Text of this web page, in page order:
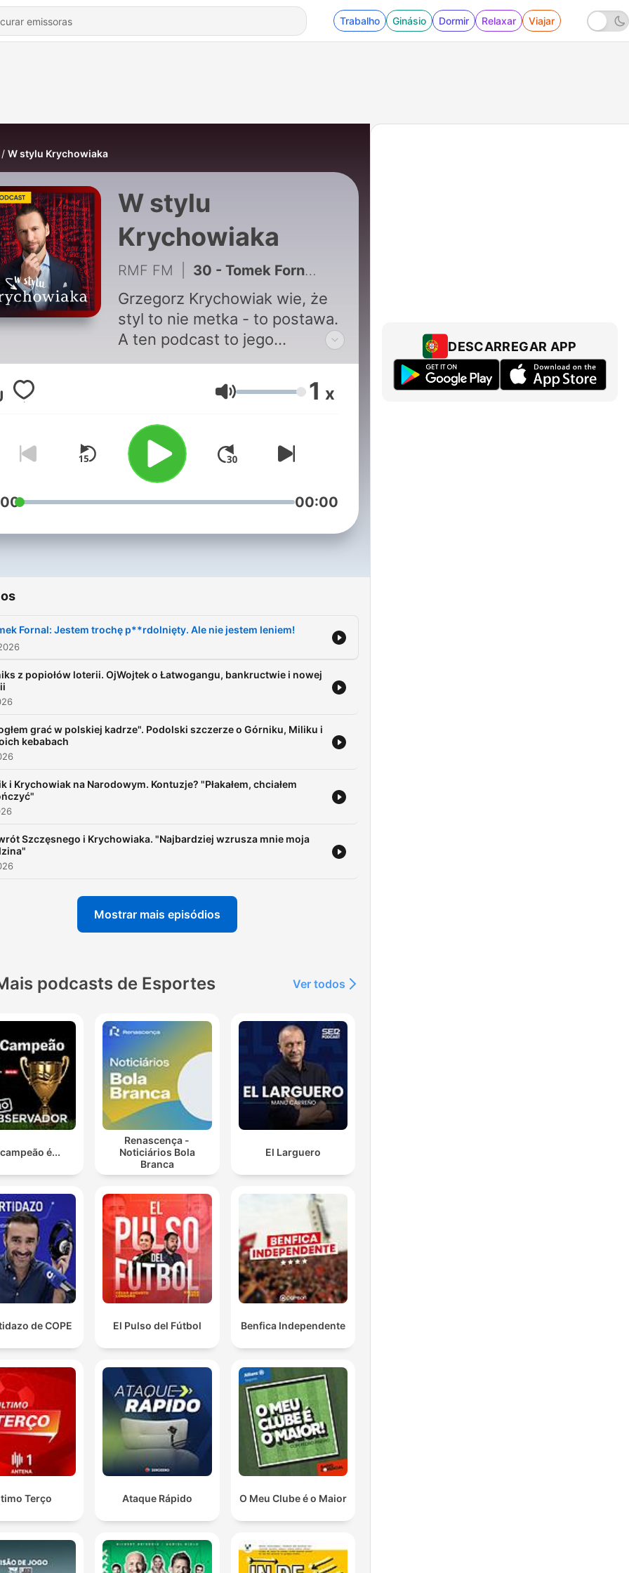
Trabalho Ginásio Dormir Relaxar Viajar
W stylu Krychowiaka
W stylu
Krychowiaka
RMF FM 30 - Tomek Fornal: Jestem trochę p**rdolnięty. Ale nie jestem leniem!
Grzegorz Krychowiak wie, że
styl to nie metka - to postawa.
A ten podcast to jego
manifest. Dlatego zaprasza do
swojej przestrzeni tych, którzy
wiedzą, jak smakować życie.
Tu nie ma miejsca na small talk,
tu nie ma miękkiej gry. Są tylko
trudne pytania, szczere
odpowiedzi i zero
kompromisów. To nie będą
podróż przez sport, modę i
szatni po salon, od murawy po
Volume 1 x
00:00
Fornal: Jestem trochę p**rdolnięty. Ale nie jestem leniem!
z popiołów loterii. OjWojtek o Łatwogangu, bankructwie i nowej
grać w polskiej kadrze". Podolski szczerze o Górniku, Miliku i
kebabach
i Krychowiak na Narodowym. Kontuzje? "Płakałem, chciałem
Szczęsnego i Krychowiaka. "Najbardziej wzrusza mnie moja
Mostrar mais episódios
podcasts de Esportes Ver todos
é...
Renascença -
Noticiários Bola
Branca
El Larguero
de COPE El Pulso del Fútbol Benfica Independente
Terço Ataque Rápido O Meu Clube é o Maior
DESCARREGAR APP